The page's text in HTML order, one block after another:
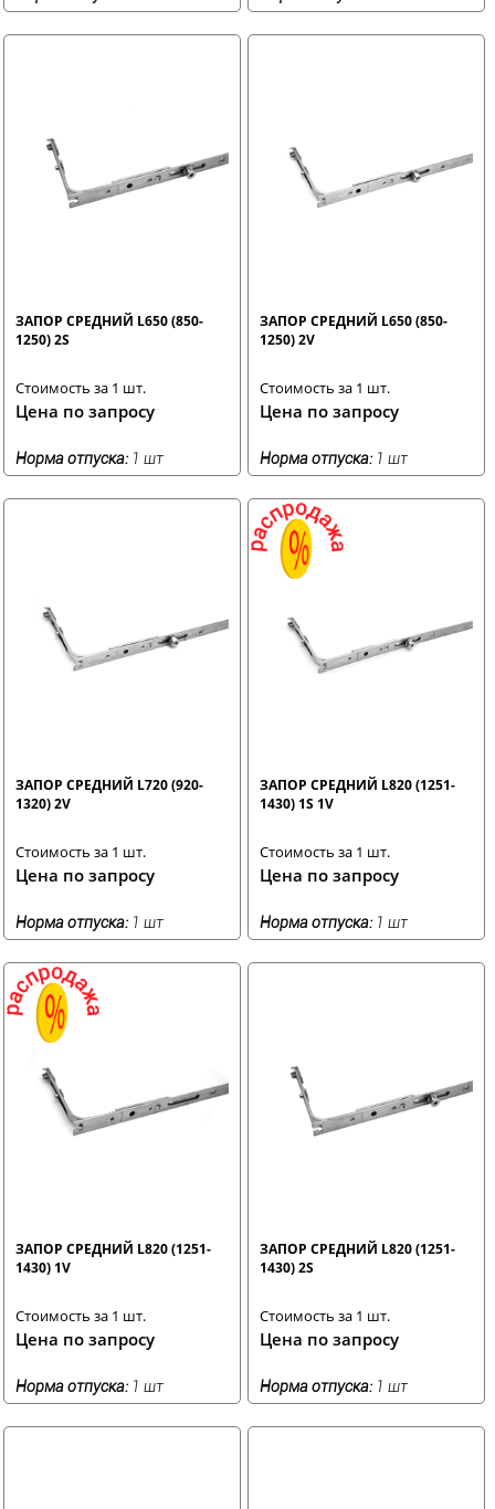
ЗАПОР СРЕДНИЙ L650 (850-
1250) 2S
Стоимость за 1 шт.
Цена по запросу
Норма отпуска: 1 шт
ЗАПОР СРЕДНИЙ L650 (850-
1250) 2V
Стоимость за 1 шт.
Цена по запросу
Норма отпуска: 1 шт
ЗАПОР СРЕДНИЙ L720 (920-
1320) 2V
Стоимость за 1 шт.
Цена по запросу
Норма отпуска: 1 шт
ЗАПОР СРЕДНИЙ L820 (1251-
1430) 1S 1V
Стоимость за 1 шт.
Цена по запросу
Норма отпуска: 1 шт
ЗАПОР СРЕДНИЙ L820 (1251-
1430) 1V
Стоимость за 1 шт.
Цена по запросу
Норма отпуска: 1 шт
ЗАПОР СРЕДНИЙ L820 (1251-
1430) 2S
Стоимость за 1 шт.
Цена по запросу
Норма отпуска: 1 шт